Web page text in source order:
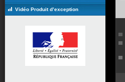
Vidéo Produit d’exception